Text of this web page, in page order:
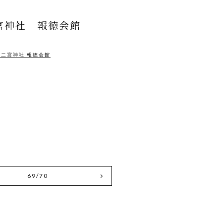
神社 報徳会館
宮神社 報徳会館
69/70